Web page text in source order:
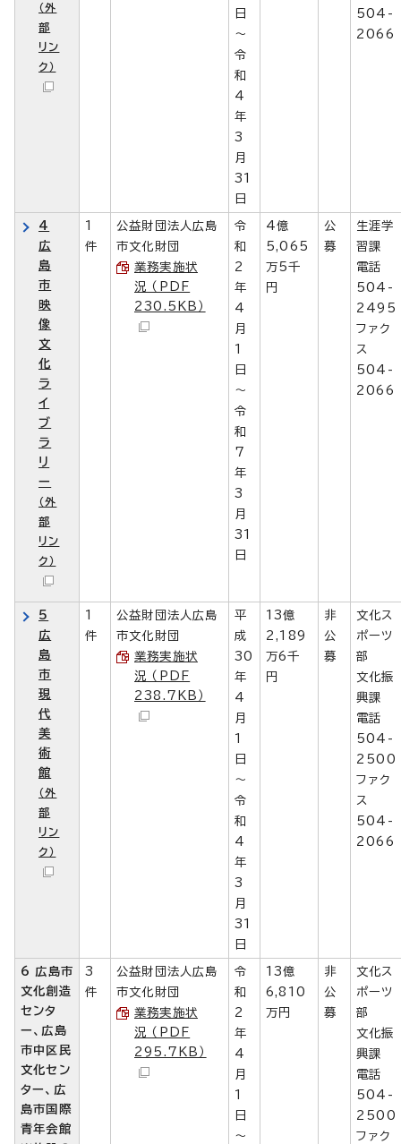
（外
部
リン
ク）
日
～
令
和
4
年
3
月
31
日
504-
2066
4
広
島
市
映
像
文
化
ラ
イ
ブ
ラ
リ
ー
（外
部
リン
ク）
1
件
公益財団法人広島
市文化財団
業務実施状
況 （PDF
230.5KB）
令
和
2
年
4
月
1
日
～
令
和
7
年
3
月
31
日
4億
5,065
万5千
円
公
募
生涯学
習課
電話
504-
2495
ファク
ス
504-
2066
5
広
島
市
現
代
美
術
館
（外
部
リン
ク）
1
件
公益財団法人広島
市文化財団
業務実施状
況 （PDF
238.7KB）
平
成
30
年
4
月
1
日
～
令
和
4
年
3
月
31
日
13億
2,189
万6千
円
非
公
募
文化ス
ポーツ
部
文化振
興課
電話
504-
2500
ファク
ス
504-
2066
6 広島市
文化創造
センタ
ー、広島
市中区民
文化セン
ター、広
島市国際
青年会館
3
件
公益財団法人広島
市文化財団
業務実施状
況 （PDF
295.7KB）
令
和
2
年
4
月
1
日
～
13億
6,810
万円
非
公
募
文化ス
ポーツ
部
文化振
興課
電話
504-
2500
ファク